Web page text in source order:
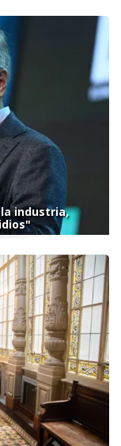
industria,